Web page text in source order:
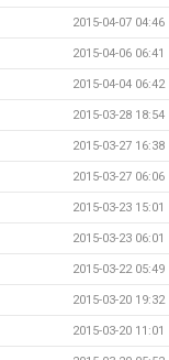
2015-04-07 04:46
2015-04-06 06:41
2015-04-04 06:42
2015-03-28 18:54
2015-03-27 16:38
2015-03-27 06:06
2015-03-23 15:01
2015-03-23 06:01
2015-03-22 05:49
2015-03-20 19:32
2015-03-20 11:01